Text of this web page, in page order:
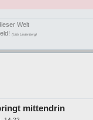
Welt
(Udo Lindenberg)
mittendrin